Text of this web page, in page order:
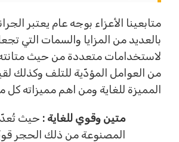
متابعينا الأعزاء بوجه عام يعتبر
بالعديد من المزايا والسمات التي
لاستخدامات متعددة من حيث متانته
من العوامل المؤدّية للتلف وكذلك
المميزة للغاية ومن اهم مميزاته كل ما
متين وقوي للغاية :حيث تُعدّ
المصنوعة من ذلك الحجر قويّة